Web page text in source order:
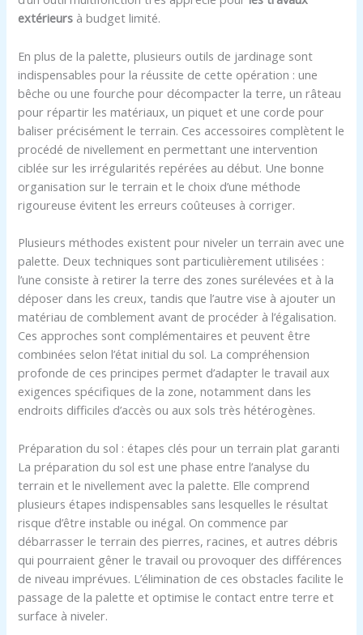
extérieurs à budget limité.
En plus de la palette, plusieurs outils de jardinage sont
indispensables pour la réussite de cette opération : une
bêche ou une fourche pour décompacter la terre, un râteau
pour répartir les matériaux, un piquet et une corde pour
baliser précisément le terrain. Ces accessoires complètent le
procédé de nivellement en permettant une intervention
ciblée sur les irrégularités repérées au début. Une bonne
organisation sur le terrain et le choix d’une méthode
rigoureuse évitent les erreurs coûteuses à corriger.
Plusieurs méthodes existent pour niveler un terrain avec une
palette. Deux techniques sont particulièrement utilisées :
l’une consiste à retirer la terre des zones surélevées et à la
déposer dans les creux, tandis que l’autre vise à ajouter un
matériau de comblement avant de procéder à l’égalisation.
Ces approches sont complémentaires et peuvent être
combinées selon l’état initial du sol. La compréhension
profonde de ces principes permet d’adapter le travail aux
exigences spécifiques de la zone, notamment dans les
endroits difficiles d’accès ou aux sols très hétérogènes.
Préparation du sol : étapes clés pour un terrain plat garanti
La préparation du sol est une phase entre l’analyse du
terrain et le nivellement avec la palette. Elle comprend
plusieurs étapes indispensables sans lesquelles le résultat
risque d’être instable ou inégal. On commence par
débarrasser le terrain des pierres, racines, et autres débris
qui pourraient gêner le travail ou provoquer des différences
de niveau imprévues. L’élimination de ces obstacles facilite le
passage de la palette et optimise le contact entre terre et
surface à niveler.